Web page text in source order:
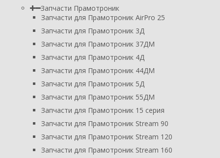
Запчасти Прамотроник
Запчасти для Прамотроник AirPro 25
Запчасти для Прамотроник 3Д
Запчасти для Прамотроник 37ДМ
Запчасти для Прамотроник 4Д
Запчасти для Прамотроник 44ДМ
Запчасти для Прамотроник 5Д
Запчасти для Прамотроник 55ДМ
Запчасти для Прамотроник 15 серия
Запчасти для Прамотроник Stream 90
Запчасти для Прамотроник Stream 120
Запчасти для Прамотроник Stream 160